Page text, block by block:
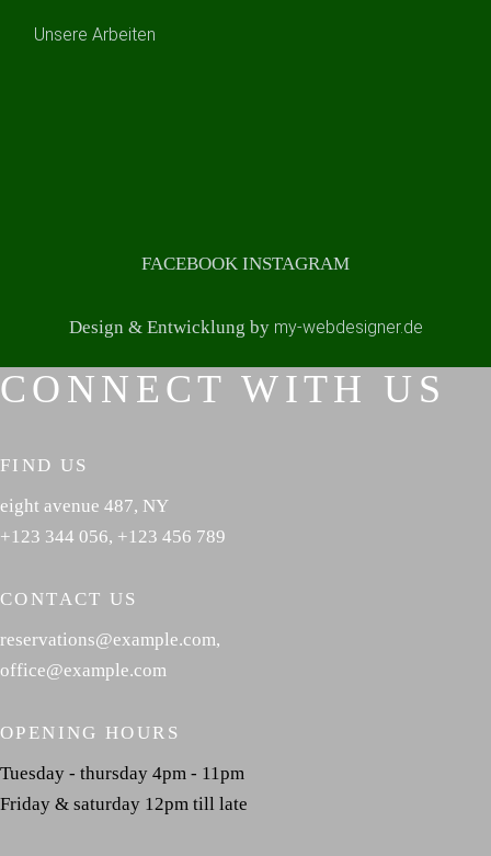
Unsere Arbeiten
FACEBOOK INSTAGRAM
Design & Entwicklung by my-webdesigner.de
CONNECT WITH US
FIND US
eight avenue 487, NY
+123 344 056, +123 456 789
CONTACT US
reservations@example.com,
office@example.com
OPENING HOURS
Tuesday - thursday 4pm - 11pm
Friday & saturday 12pm till late